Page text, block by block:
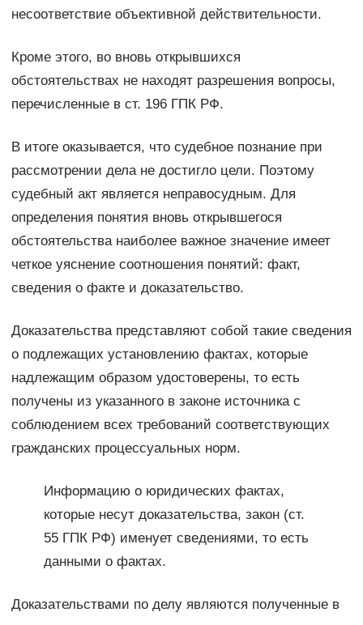
несоответствие объективной действительности.
Кроме этого, во вновь открывшихся
обстоятельствах не находят разрешения вопросы,
перечисленные в ст. 196 ГПК РФ.
В итоге оказывается, что судебное познание при
рассмотрении дела не достигло цели. Поэтому
судебный акт является неправосудным. Для
определения понятия вновь открывшегося
обстоятельства наиболее важное значение имеет
четкое уяснение соотношения понятий: факт,
сведения о факте и доказательство.
Доказательства представляют собой такие сведения
о подлежащих установлению фактах, которые
надлежащим образом удостоверены, то есть
получены из указанного в законе источника с
соблюдением всех требований соответствующих
гражданских процессуальных норм.
Информацию о юридических фактах,
которые несут доказательства, закон (ст.
55 ГПК РФ) именует сведениями, то есть
данными о фактах.
Доказательствами по делу являются полученные в